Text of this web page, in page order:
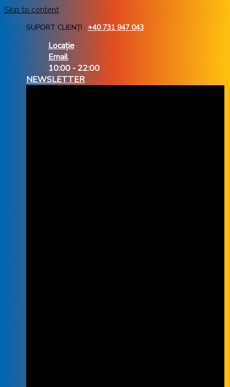
Skip to content
SUPORT CLIENȚI : +40 731 947 043
Locație
Email
10:00 - 22:00
NEWSLETTER